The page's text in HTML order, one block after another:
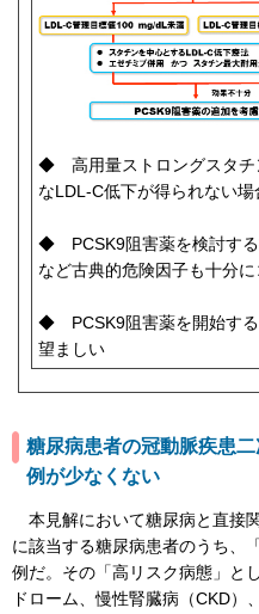
◆ 高用量ストロングスタチ
なLDL-C低下が得られない
◆ PCSK9阻害薬を検討する
など古典的危険因子も十分
◆ PCSK9阻害薬を開始する
望ましい
糖尿病患者の冠動脈疾患
例が少なくない
本見解において糖尿病と直接
に該当する糖尿病患者のうち、
例だ。その「高リスク病態」と
ドローム、慢性腎臓病（CKD）